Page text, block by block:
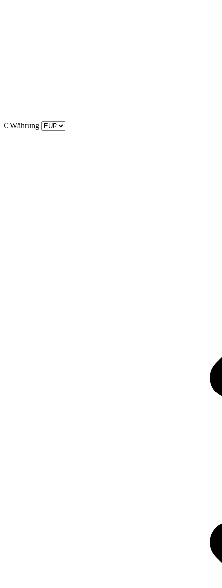
€ Währung